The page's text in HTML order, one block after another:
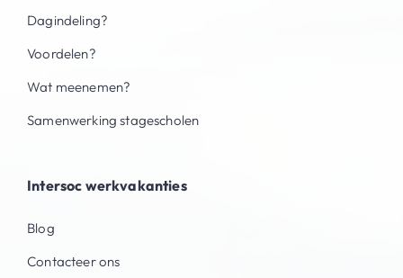
Dagindeling?
Voordelen?
Wat meenemen?
Samenwerking stagescholen
Intersoc werkvakanties
Blog
Contacteer ons